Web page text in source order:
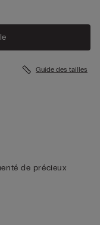
Guide des tailles
de précieux